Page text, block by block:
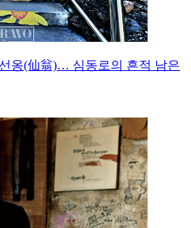
옹(仙翁)… 심동로의 흔적 남은